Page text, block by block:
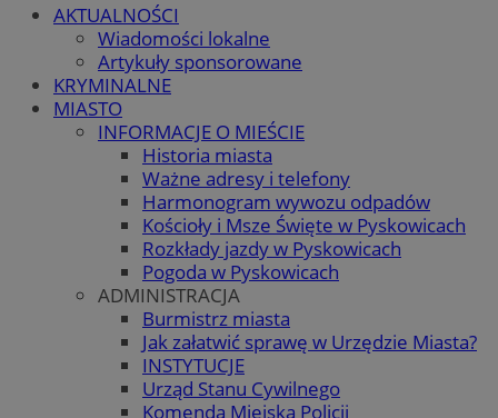
AKTUALNOŚCI
Wiadomości lokalne
Artykuły sponsorowane
KRYMINALNE
MIASTO
INFORMACJE O MIEŚCIE
Historia miasta
Ważne adresy i telefony
Harmonogram wywozu odpadów
Kościoły i Msze Święte w Pyskowicach
Rozkłady jazdy w Pyskowicach
Pogoda w Pyskowicach
ADMINISTRACJA
Burmistrz miasta
Jak załatwić sprawę w Urzędzie Miasta?
INSTYTUCJE
Urząd Stanu Cywilnego
Komenda Miejska Policji